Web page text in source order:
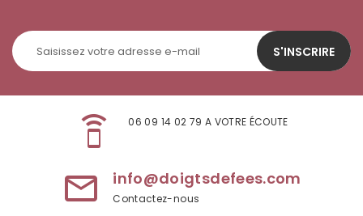
S'INSCRIRE
speaker_phone 06 09 14 02 79 A VOTRE ÉCOUTE
mail_outline info@doigtsdefees.com
Contactez-nous